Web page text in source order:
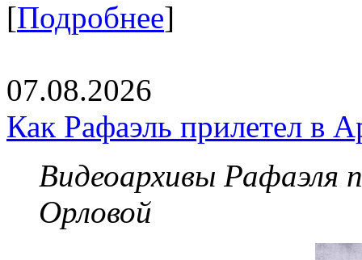
[Подробнее]
07.08.2026
Как Рафаэль прилетел в
Видеоархивы Рафаэля
Орловой